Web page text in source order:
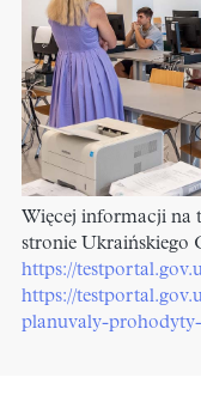
Więcej informacji na
stronie Ukraińskiego
https://
https://
planuvaly-